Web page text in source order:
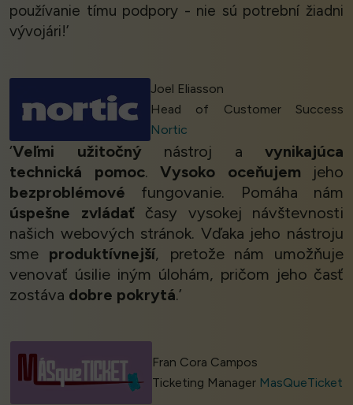
používanie tímu podpory - nie sú potrební žiadni
vývojári!’
Joel Eliasson
Head of Customer Success
Nortic
‘Veľmi užitočný nástroj a vynikajúca
technická pomoc. Vysoko oceňujem jeho
bezproblémové fungovanie. Pomáha nám
úspešne zvládaťčasy vysokej návštevnosti
našich webových stránok. Vďaka jeho nástroju
sme produktívnejší, pretože nám umožňuje
venovať úsilie iným úlohám, pričom jeho časť
zostáva dobre pokrytá.’
Fran Cora Campos
Ticketing Manager MasQueTicket